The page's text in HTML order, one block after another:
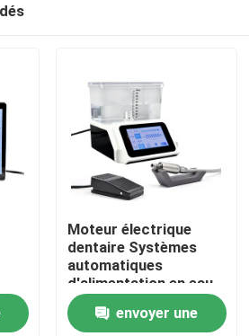
Moteur électrique
dentaire Systèmes
automatiques
d'alimentation en eau
et en air
envoyer une